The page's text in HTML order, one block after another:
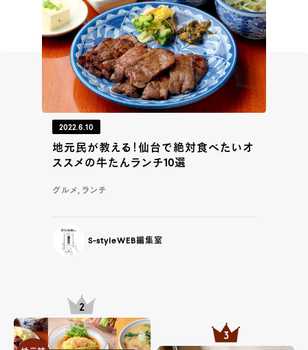
2022.6.10
地元民が教える！仙台で絶対食べたいオ
ススメの牛たんランチ10選
グルメ, ランチ
S-styleWEB編集室